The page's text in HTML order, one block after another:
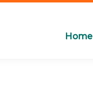
Home